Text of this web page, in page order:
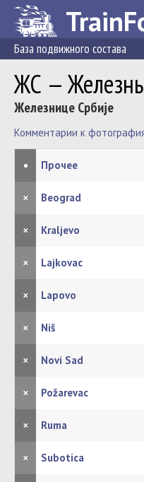
База подвижного состава
ЖС —
Железнице Србије
Комментарии к
• Прочее
× Beograd
× Kraljevo
× Lajkovac
× Lapovo
× Niš
× Novi Sad
× Požarevac
× Ruma
× Subotica